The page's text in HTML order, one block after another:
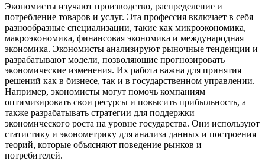
Экономисты изучают производство, распределение и
потребление товаров и услуг. Эта профессия включает в себя
разнообразные специализации, такие как микроэкономика,
макроэкономика, финансовая экономика и международная
экономика. Экономисты анализируют рыночные тенденции и
разрабатывают модели, позволяющие прогнозировать
экономические изменения. Их работа важна для принятия
решений как в бизнесе, так и в государственном управлении.
Например, экономисты могут помочь компаниям
оптимизировать свои ресурсы и повысить прибыльность, а
также разрабатывать стратегии для поддержки
экономического роста на уровне государства. Они используют
статистику и эконометрику для анализа данных и построения
теорий, которые объясняют поведение рынков и
потребителей.